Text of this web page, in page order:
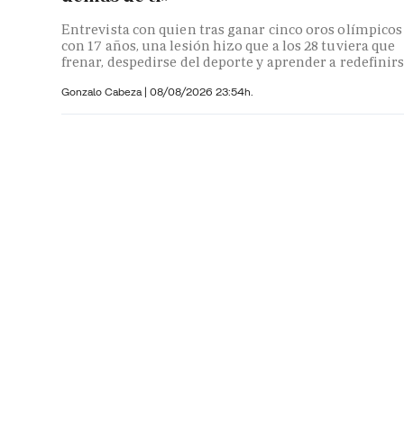
Entrevista con quien tras ganar cinco oros olímpicos
con 17 años, una lesión hizo que a los 28 tuviera que
frenar, despedirse del deporte y aprender a
Gonzalo Cabeza | 08/08/2026 23:54h.